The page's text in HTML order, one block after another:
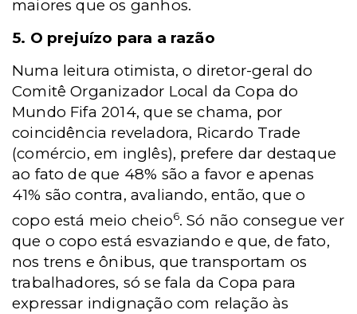
maiores que os ganhos.
5. O prejuízo para a razão
Numa leitura otimista, o diretor-geral do
Comitê Organizador Local da Copa do
Mundo Fifa 2014, que se chama, por
coincidência reveladora, Ricardo Trade
(comércio, em inglês), prefere dar destaque
ao fato de que 48% são a favor e apenas
41% são contra, avaliando, então, que o
copo está meio cheio6. Só não consegue ver
que o copo está esvaziando e que, de fato,
nos trens e ônibus, que transportam os
trabalhadores, só se fala da Copa para
expressar indignação com relação às